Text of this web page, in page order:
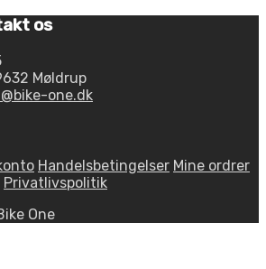
os
Møldrup
one.dk
Handelsbetingelser Mine ordrer
Privatlivspolitik
One